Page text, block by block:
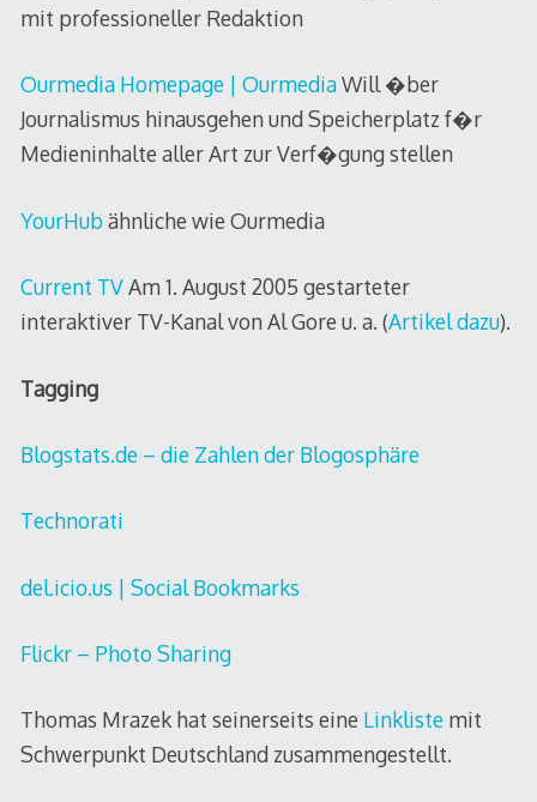
mit professioneller Redaktion
Ourmedia Homepage | OurmediaWill �ber
Journalismus hinausgehen und Speicherplatz f�r
Medieninhalte aller Art zur Verf�gung stellen
YourHub ähnliche wie Ourmedia
Current TVAm 1. August 2005 gestarteter
interaktiver TV-Kanal von Al Gore u. a. (Artikel dazu).
Tagging
Blogstats.de – die Zahlen der Blogosphäre
Technorati
del.icio.us | Social Bookmarks
Flickr – Photo Sharing
Thomas Mrazek hat seinerseits eine Linklistemit
Schwerpunkt Deutschland zusammengestellt.